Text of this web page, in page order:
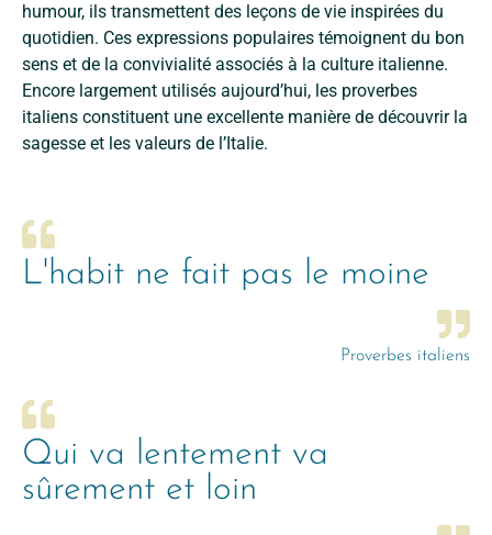
humour, ils transmettent des leçons de vie inspirées du
quotidien. Ces expressions populaires témoignent du bon
sens et de la convivialité associés à la culture italienne.
Encore largement utilisés aujourd’hui, les proverbes
italiens constituent une excellente manière de découvrir la
sagesse et les valeurs de l’Italie.
L'habit ne fait pas le moine
Proverbes italiens
Qui va lentement va
sûrement et loin